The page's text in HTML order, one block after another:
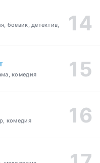
боевик, детектив,
комедия
комедия